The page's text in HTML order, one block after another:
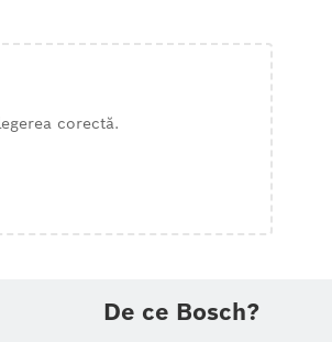
corectă.
De ce Bosch?